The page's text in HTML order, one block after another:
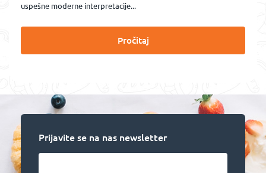
uspešne moderne interpretacije...
Pročitaj
Prijavite se na nas newsletter